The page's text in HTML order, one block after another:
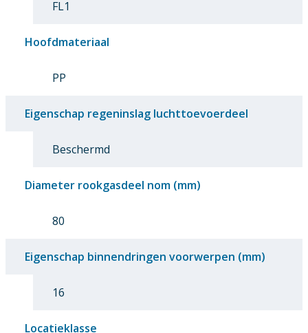
FL1
Hoofdmateriaal
PP
Eigenschap regeninslag luchttoevoerdeel
Beschermd
Diameter rookgasdeel nom (mm)
80
Eigenschap binnendringen voorwerpen (mm)
16
Locatieklasse